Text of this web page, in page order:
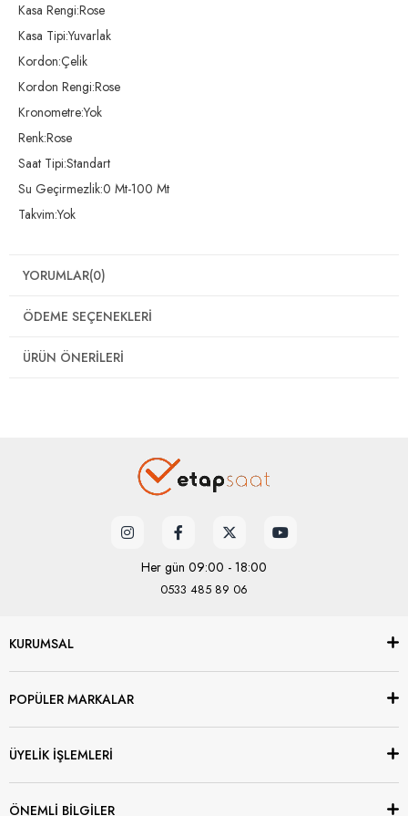
Kasa Rengi:Rose
Kasa Tipi:Yuvarlak
Kordon:Çelik
Kordon Rengi:Rose
Kronometre:Yok
Renk:Rose
Saat Tipi:Standart
Su Geçirmezlik:0 Mt-100 Mt
Takvim:Yok
YORUMLAR(0)
ÖDEME SEÇENEKLERI
ÜRÜN ÖNERILERI
Her gün 09:00 - 18:00
0533 485 89 06
KURUMSAL
POPÜLER MARKALAR
ÜYELİK İŞLEMLERİ
ÖNEMLİ BİLGİLER